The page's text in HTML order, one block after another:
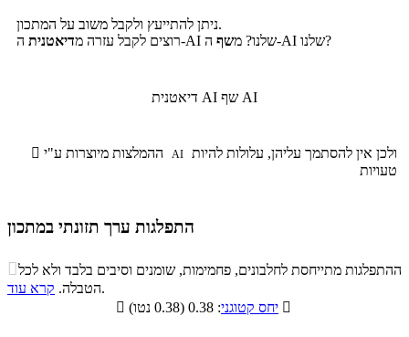
ניתן להתייעץ ולקבל משוב על המתכון.
רוצים לקבל עזרה מדיאטנית ה-AI שלנו? משף ה-AI שלנו?
דיאטנית AI שף AI
 AI
טעויות
התפלגות ערך תזונתי במתכון
התפלגות ערך תזונתי במתכון
סיבים
תזונתיים
שומנים חלבונים
8.7% 63.6%
ההתפלגות מתייחסת לחלבונים, פחמימות, שומנים וסיבים בלבד ולא לכל
הטבלה. קרא עוד
.

יחס קטוגני 